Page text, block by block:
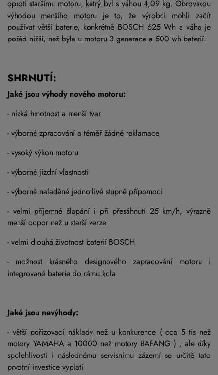
oproti staršímu motoru, ketrý byl s váhou 4,09 kg. Obrovskou
výhodou menšího motoru je to, že výrobci mohli začít
používat větší baterie, konkrétně BOSCH 625 Wh a váha je
pořád nižší, než byla u motoru 3 generace a 500 wh baterií.
SHRNUTÍ:
Jaké jsou výhody nového motoru:
- nízká hmotnost a menší tvar
- výborné zpracování a téměř žádné reklamace
- vysoký výkon motoru
- výborné jízdní vlastnosti
- výborně naladěné jednotlivé stupně přípomoci
- velmi příjemné šlapání i při přesáhnutí 25 km/h, výrazně
menší odpor než u starší verze
- velmi dlouhá životnost baterií BOSCH
- možnost krásného designového zapracování motoru i
integrované baterie do rámu kola
Jaké jsou nevýhody:
- větší pořizovací náklady než u konkurence ( cca 5 tis než
motory YAMAHA a 10000 než motory BAFANG ) , ale díky
spolehlivosti i následnému servisnímu zázemí se určitě tato
prvotní investice vyplatí